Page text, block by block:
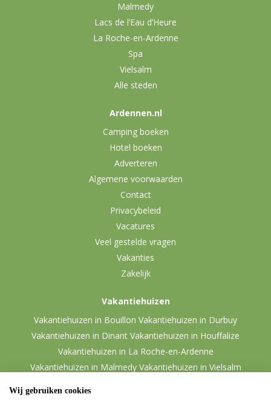
Malmedy
Lacs de l’Eau d’Heure
La Roche-en-Ardenne
Spa
Vielsalm
Alle steden
Ardennen.nl
Camping boeken
Hotel boeken
Adverteren
Algemene voorwaarden
Contact
Privacybeleid
Vacatures
Veel gestelde vragen
Vakanties
Zakelijk
Vakantiehuizen
Vakantiehuizen in Bouillon Vakantiehuizen in Durbuy
Vakantiehuizen in Dinant Vakantiehuizen in Houffalize
Vakantiehuizen in La Roche-en-Ardenne
Vakantiehuizen in Malmedy Vakantiehuizen in Vielsalm
Wij gebruiken cookies